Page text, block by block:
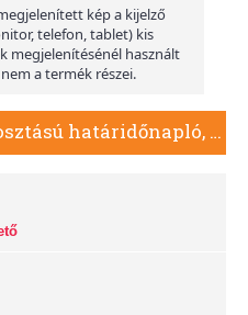
kép a kijelző
telefon, tablet) kis
megjelenítésénél használt
a termék részei.
Traditional, A5 heti beosztású határidőnapló, Bordó